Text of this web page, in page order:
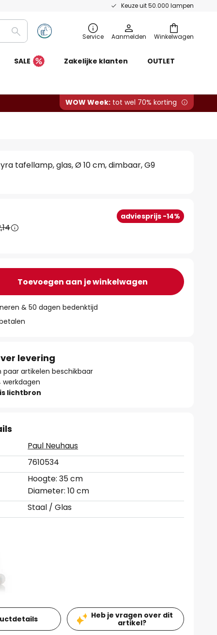
Keuze uit 50.000 lampen
Winkelwagen
Zoeken Service Aanmelden
SALE Zakelijke klanten OUTLET
WOW Week: tot wel 70% korting
tafellamp, glas, Ø 10 cm, dimbaar, G9
adviesprijs -14%
Toevoegen aan je winkelwagen
& 50 dagen bedenktijd
levering
paar artikelen beschikbaar
werkdagen
lichtbron
Paul Neuhaus
7610534
Hoogte: 35 cm
Diameter: 10 cm
Staal / Glas
Heb je vragen over dit
artikel?